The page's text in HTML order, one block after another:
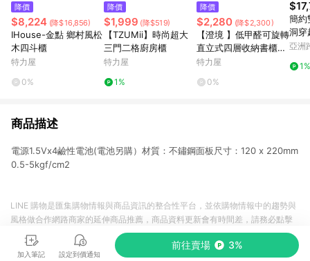
降價
$8,224 (降$16,856)
IHouse-金點 鄉村風松
木四斗櫃
特力屋
0%
降價
$1,999 (降$519)
【TZUMii】時尚超大
三門二格廚房櫃
特力屋
1%
降價
$2,280 (降$2,300)
【澄境 】低甲醛可旋轉
直立式四層收納書櫃集
成木紋
特力屋
0%
簡約
洞穿
亞洲
1%
商品描述
電源1.5Vx4鹼性電池(電池另購）材質：不鏽鋼面板尺寸：120 x 220mm
0.5-5kgf/cm2
加入筆記 設定到價通知
前往賣場 3%
LINE 購物是匯集購物情報與商品資訊的整合性平台，並依購物情報中的趨勢與
風格做合作網路商家的延伸商品推薦，商品資料更新會有時間差，請務必點擊
商品至各合作網路商家，確認現售價與購物條件，一切資訊以合作廠商網頁為
準。